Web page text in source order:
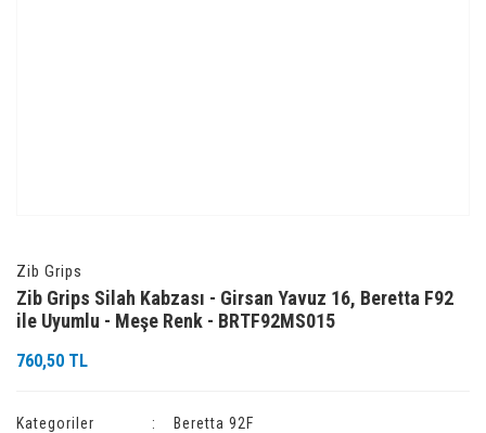
Zib Grips
Zib Grips Silah Kabzası - Girsan Yavuz 16, Beretta F92
ile Uyumlu - Meşe Renk - BRTF92MS015
760,50 TL
Kategoriler
Beretta 92F